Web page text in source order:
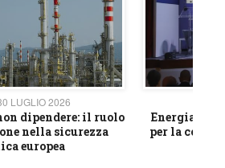
LUGLIO 2026
dipendere: il ruolo
nella sicurezza
europea
Energia e
per la